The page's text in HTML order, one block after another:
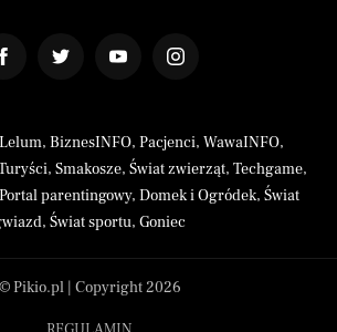
Lelum, BiznesINFO, Pacjenci, WawaINFO,
, Smakosze, Świat zwierząt, Techgame,
Portal parentingowy, Domek i Ogródek, Świat
, Świat sportu, Goniec
© Pikio.pl | Copyright 2026